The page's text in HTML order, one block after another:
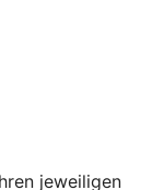
jeweiligen